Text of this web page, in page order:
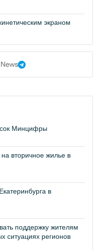
экраном
Минцифры
вторичное жилье в
в
поддержку жителям
ситуациях регионов